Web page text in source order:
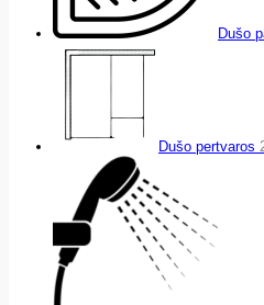
Dušo
Dušo pertvaros